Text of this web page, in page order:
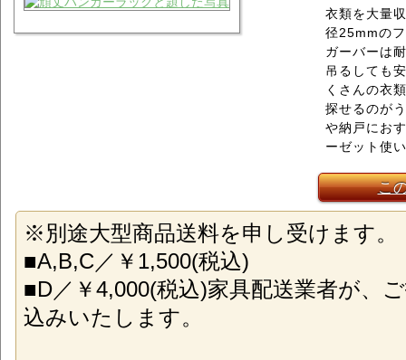
衣類を大量
径25mmの
ガーバーは
吊るしても
くさんの衣
探せるのが
や納戸にお
ーゼット使
こ
※別途大型商品送料を申し受けます。
■A,B,C／￥1,500(税込)
■D／￥4,000(税込)家具配送業者が、
込みいたします。